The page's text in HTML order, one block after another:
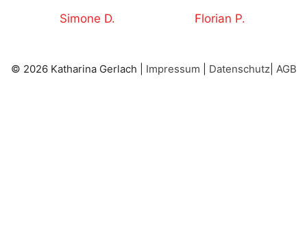
Simone D. Florian P.
© 2026 Katharina Gerlach | Impressum Datenschutz| AGB